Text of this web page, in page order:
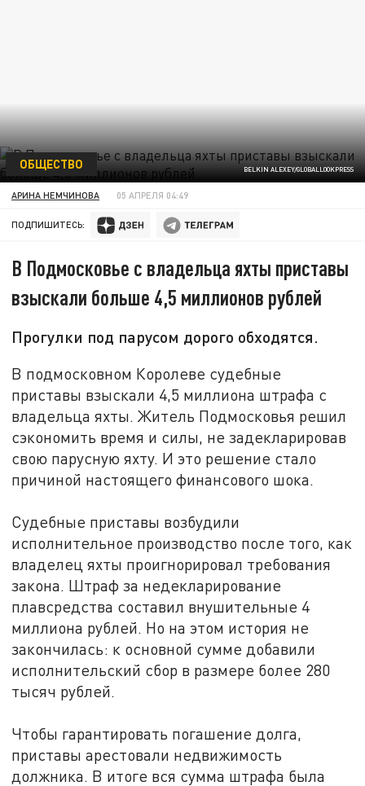
BELKIN ALEXEY/GLOBALLOOKPRESS
ОБЩЕСТВО
АРИНА НЕМЧИНОВА 05 АПРЕЛЯ 04:49
ПОДПИШИТЕСЬ:
В Подмосковье с владельца яхты приставы
взыскали больше 4,5 миллионов рублей
Прогулки под парусом дорого обходятся.
В подмосковном Королеве судебные
приставы взыскали 4,5 миллиона штрафа с
владельца яхты. Житель Подмосковья решил
сэкономить время и силы, не задекларировав
свою парусную яхту. И это решение стало
причиной настоящего финансового шока.
Судебные приставы возбудили
исполнительное производство после того, как
владелец яхты проигнорировал требования
закона. Штраф за недекларирование
плавсредства составил внушительные 4
миллиона рублей. Но на этом история не
закончилась: к основной сумме добавили
исполнительский сбор в размере более 280
тысяч рублей.
Чтобы гарантировать погашение долга,
приставы арестовали недвижимость
должника. В итоге вся сумма штрафа была